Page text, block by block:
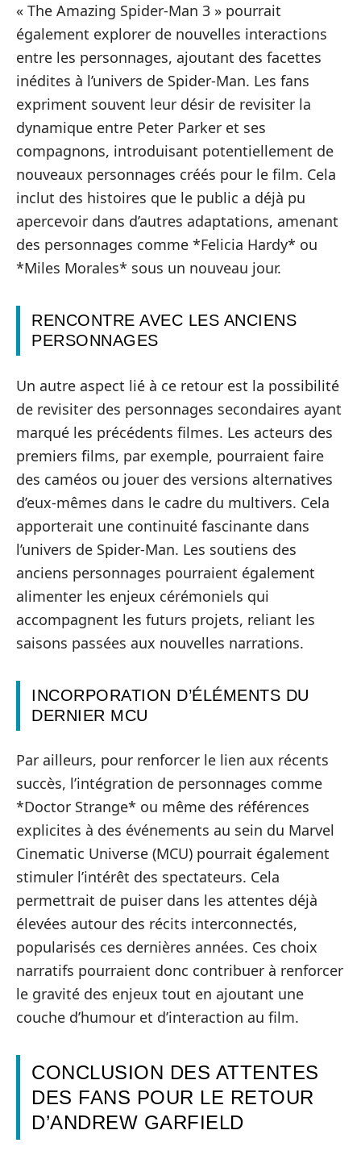
« The Amazing Spider-Man 3 » pourrait
également explorer de nouvelles interactions
entre les personnages, ajoutant des facettes
inédites à l’univers de Spider-Man. Les fans
expriment souvent leur désir de revisiter la
dynamique entre Peter Parker et ses
compagnons, introduisant potentiellement de
nouveaux personnages créés pour le film. Cela
inclut des histoires que le public a déjà pu
apercevoir dans d’autres adaptations, amenant
des personnages comme *Felicia Hardy* ou
*Miles Morales* sous un nouveau jour.
RENCONTRE AVEC LES ANCIENS
PERSONNAGES
Un autre aspect lié à ce retour est la possibilité
de revisiter des personnages secondaires ayant
marqué les précédents filmes. Les acteurs des
premiers films, par exemple, pourraient faire
des caméos ou jouer des versions alternatives
d’eux-mêmes dans le cadre du multivers. Cela
apporterait une continuité fascinante dans
l’univers de Spider-Man. Les soutiens des
anciens personnages pourraient également
alimenter les enjeux cérémoniels qui
accompagnent les futurs projets, reliant les
saisons passées aux nouvelles narrations.
INCORPORATION D’ÉLÉMENTS DU
DERNIER MCU
Par ailleurs, pour renforcer le lien aux récents
succès, l’intégration de personnages comme
*Doctor Strange* ou même des références
explicites à des événements au sein du Marvel
Cinematic Universe (MCU) pourrait également
stimuler l’intérêt des spectateurs. Cela
permettrait de puiser dans les attentes déjà
élevées autour des récits interconnectés,
popularisés ces dernières années. Ces choix
narratifs pourraient donc contribuer à renforcer
le gravité des enjeux tout en ajoutant une
couche d’humour et d’interaction au film.
CONCLUSION DES ATTENTES
DES FANS POUR LE RETOUR
D’ANDREW GARFIELD